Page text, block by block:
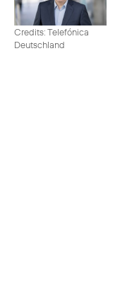
Credits: Telefónica
Deutschland